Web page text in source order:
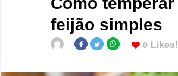
feijão simples
0 Likes!